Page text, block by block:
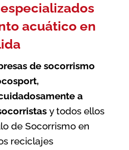
acuático en
de socorrismo
a
y todos ellos
de Socorrismo en
reciclajes